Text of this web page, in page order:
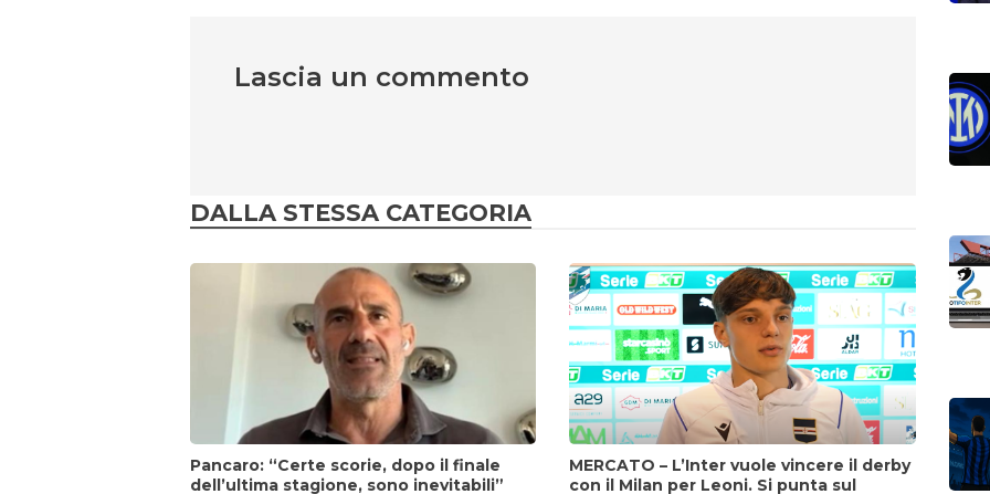
Lascia un commento
DALLA STESSA CATEGORIA
Pancaro: “Certe scorie, dopo il finale
dell’ultima stagione, sono inevitabili”
MERCATO – L’Inter vuole vincere il derby
con il Milan per Leoni. Si punta sul